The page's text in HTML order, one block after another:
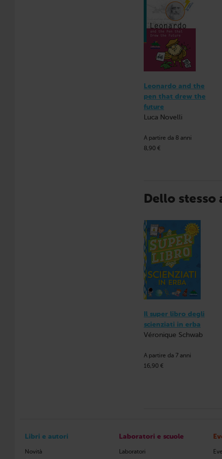
Leonardo and the
pen that drew the
future
Luca Novelli
A partire da 8 anni
8,90 €
Dello stesso
Il super libro degli
scienziati in erba
Véronique Schwab
A partire da 7 anni
16,90 €
Libri e autori
Novità
Laboratori e scuole
Laboratori